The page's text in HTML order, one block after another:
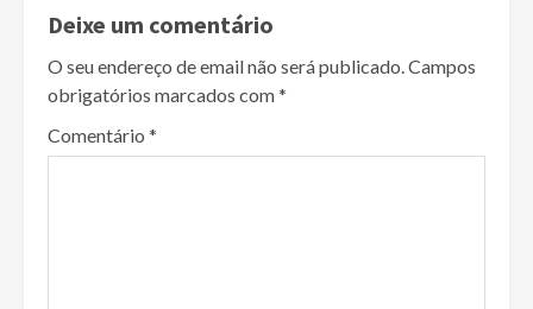
Deixe um comentário
O seu endereço de email não será publicado.Campos
obrigatórios marcados com*
Comentário *